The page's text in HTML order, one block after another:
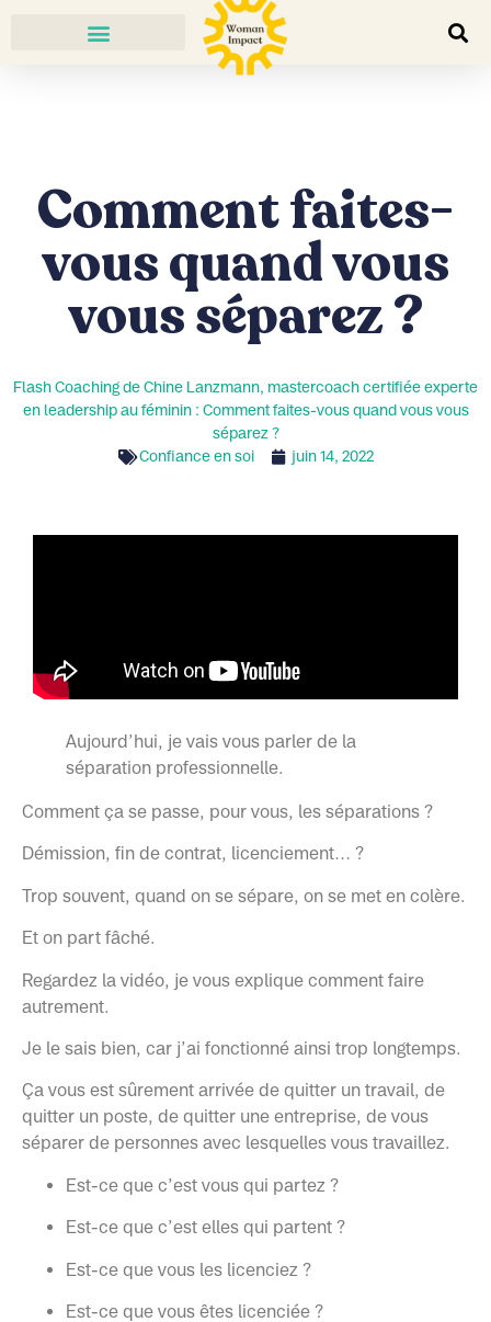
Comment faites-
vous quand vous
vous séparez ?
Flash Coaching de Chine Lanzmann, mastercoach certifiée experte
en leadership au féminin : Comment faites-vous quand vous vous
séparez ?
Confiance en soi
juin 14, 2022
Aujourd’hui, je vais vous parler de la
séparation professionnelle.
Comment ça se passe, pour vous, les séparations ?
Démission, fin de contrat, licenciement… ?
Trop souvent, quand on se sépare, on se met en colère.
Et on part fâché.
Regardez la vidéo, je vous explique comment faire
autrement.
Je le sais bien, car j’ai fonctionné ainsi trop longtemps.
Ça vous est sûrement arrivée de quitter un travail, de
quitter un poste, de quitter une entreprise, de vous
séparer de personnes avec lesquelles vous travaillez.
Est-ce que c’est vous qui partez ?
Est-ce que c’est elles qui partent ?
Est-ce que vous les licenciez ?
Est-ce que vous êtes licenciée ?